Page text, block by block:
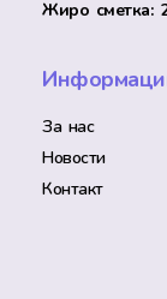
Жиро сметка:
За нас
Новости
Контакт